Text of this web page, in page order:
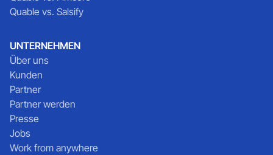
Quable vs. Salsify
UNTERNEHMEN
Über uns
Kunden
Partner
Partner werden
Presse
Jobs
Work from anywhere